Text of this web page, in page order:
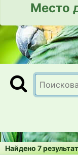
Место
Найдено 7